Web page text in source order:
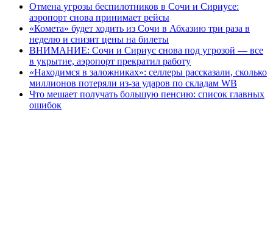
Отмена угрозы беспилотников в Сочи и Сириусе:
аэропорт снова принимает рейсы
«Комета» будет ходить из Сочи в Абхазию три раза в
неделю и снизит цены на билеты
ВНИМАНИЕ: Сочи и Сириус снова под угрозой — все
в укрытие, аэропорт прекратил работу
«Находимся в заложниках»: селлеры рассказали, сколько
миллионов потеряли из-за ударов по складам WB
Что мешает получать большую пенсию: список главных
ошибок